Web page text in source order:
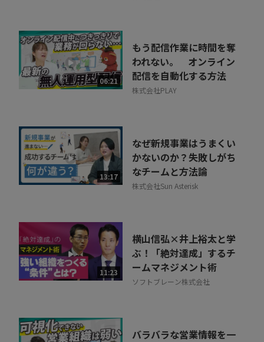
06:21
もう配信作業に時間を奪
われない。 オンライン
配信を自動化する方法
株式会社PLAY
13:17
なぜ新規事業はうまくい
かないのか？失敗しがち
なチームと方法論
株式会社Sun Asterisk
11:23
横山信弘×井上裕太と学
ぶ！「絶対達成」するチ
ームマネジメント術
ソフトブレーン株式会社
バラバラな営業情報を一